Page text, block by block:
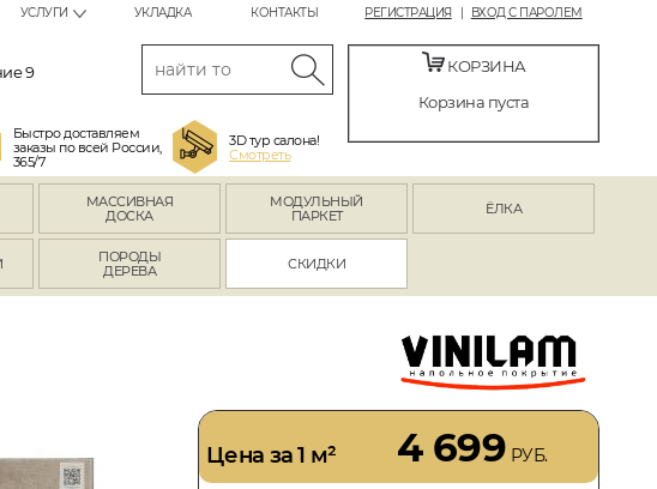
РЕГИСТРАЦИЯ ВХОД С ПАРОЛЕМ
УСЛУГИ УКЛАДКА КОНТАКТЫ
9
Быстро доставляем
заказы по всей России,
365/7
3D тур салона!
Смотреть
КОРЗИНА
Корзина пуста
МАССИВНАЯ
ДОСКА
МОДУЛЬНЫЙ
ПАРКЕТ
ЁЛКА
ПОРОДЫ
ДЕРЕВА
СКИДКИ
Цена за 1 м² 4 699 РУБ.